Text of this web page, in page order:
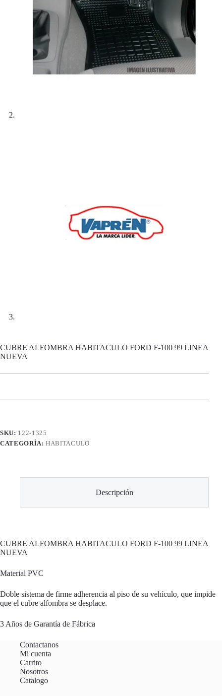
CUBRE ALFOMBRA HABITACULO FORD F-100 99 LINEA
NUEVA
SKU: 122-1325
CATEGORÍA:HABITACULO
Descripción
CUBRE ALFOMBRA HABITACULO FORD F-100 99 LINEA
NUEVA
Material PVC
Doble sistema de firme adherencia al piso de su vehículo, que impide
que el cubre alfombra se desplace.
3 Años de Garantía de Fábrica
Contactanos
Mi cuenta
Carrito
Nosotros
Catalogo